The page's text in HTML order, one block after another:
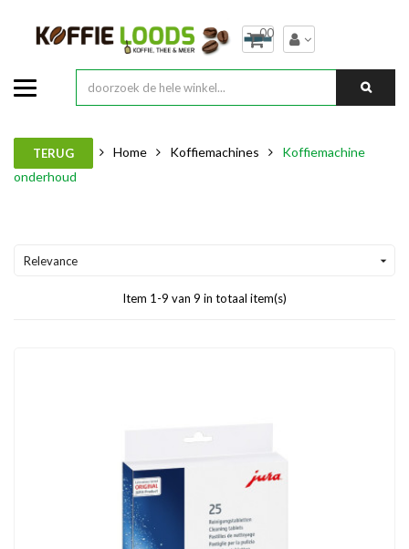
00
TERUG Home Koffiemachines
Koffiemachine
onderhoud
Relevance 
Item 1-9 van 9 in totaal item(s)